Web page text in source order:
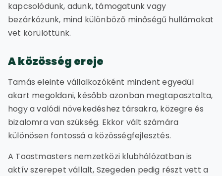
kapcsolódunk, adunk, támogatunk vagy
bezárkózunk, mind különböző minőségű hullámokat
vet körülöttünk.
A közösség ereje
Tamás eleinte vállalkozóként mindent egyedül
akart megoldani, később azonban megtapasztalta,
hogy a valódi növekedéshez társakra, közegre és
bizalomra van szükség. Ekkor vált számára
különösen fontossá a közösségfejlesztés.
A Toastmasters nemzetközi klubhálózatban is
aktív szerepet vállalt, Szegeden pedig részt vett a